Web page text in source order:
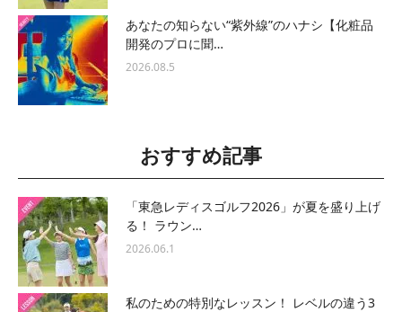
あなたの知らない“紫外線”のハナシ【化粧品
開発のプロに聞…
2026.08.5
おすすめ記事
「東急レディスゴルフ2026」が夏を盛り上げ
る！ ラウン…
2026.06.1
私のための特別なレッスン！ レベルの違う3